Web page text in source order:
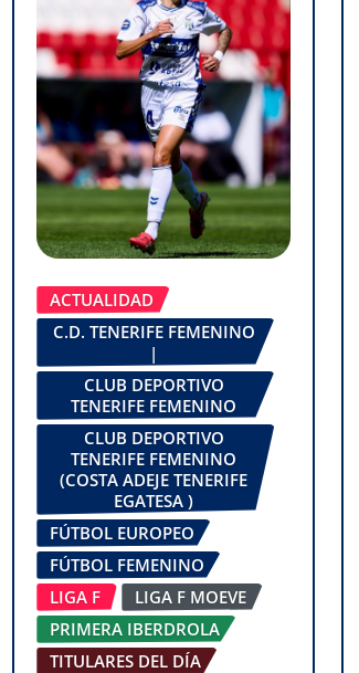
ACTUALIDAD
C.D. TENERIFE FEMENINO
|
CLUB DEPORTIVO
TENERIFE FEMENINO
CLUB DEPORTIVO
TENERIFE FEMENINO
(COSTA ADEJE TENERIFE
EGATESA )
FÚTBOL EUROPEO
FÚTBOL FEMENINO
LIGA F
LIGA F MOEVE
PRIMERA IBERDROLA
TITULARES DEL DÍA